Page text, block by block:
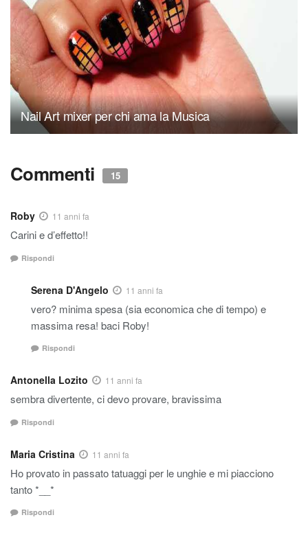
Nail Art mixer per chi ama la Musica
Commenti 15
Roby 11 anni fa
Carini e d’effetto!!
Rispondi
Serena D'Angelo 11 anni fa
vero? minima spesa (sia economica che di tempo) e
massima resa! baci Roby!
Rispondi
Antonella Lozito 11 anni fa
sembra divertente, ci devo provare, bravissima
Rispondi
Maria Cristina 11 anni fa
Ho provato in passato tatuaggi per le unghie e mi piacciono
tanto *__*
Rispondi